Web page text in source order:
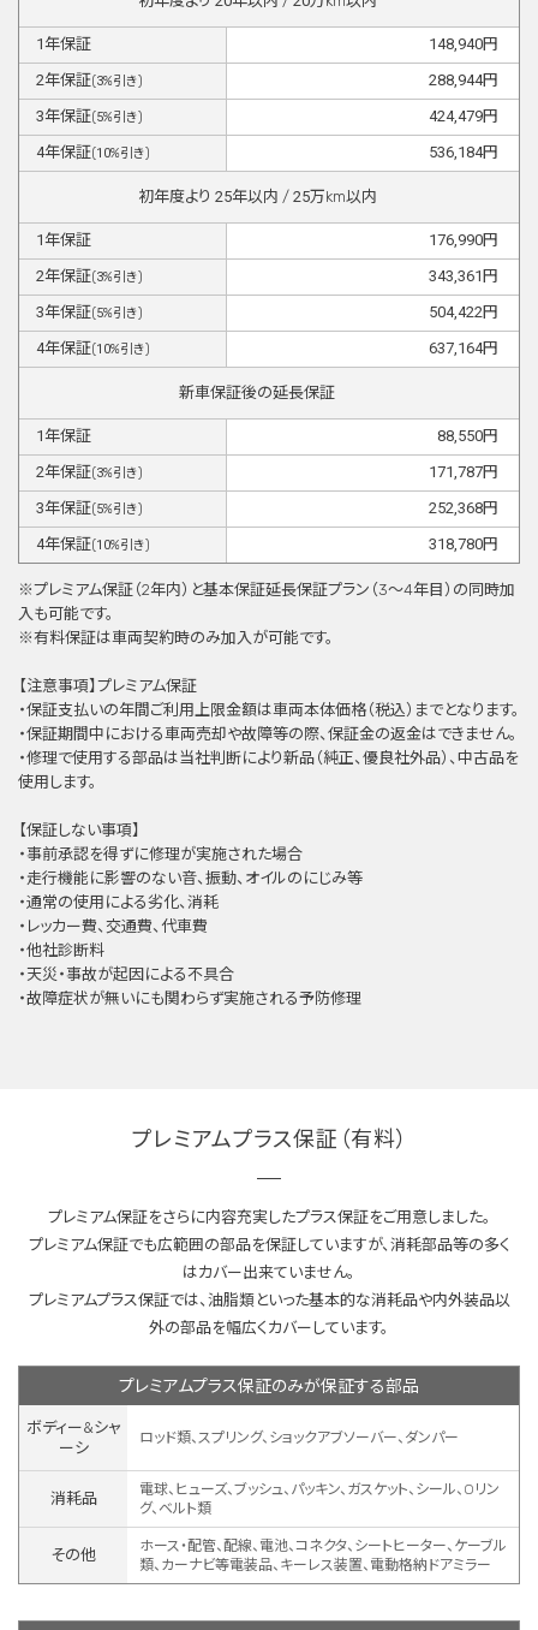
1年保証 148,940円
2年保証(3%引き) 288,944円
3年保証(5%引き) 424,479円
4年保証(10%引き) 536,184円
初年度より 25年以内 / 25万km以内
1年保証 176,990円
2年保証(3%引き) 343,361 円
3年保証(5%引き) 504,422円
4年保証(10%引き) 637,164円
新車保証後の延長保証
1年保証 88,550円
2年保証(3%引き) 171,787円
3年保証(5%引き) 252,368円
4年保証(10%引き) 318,780円
※プレミアム保証（2年内）と基本保証延⻑保証プラン（3〜4年目）の同時加
⼊も可能です。
※有料保証は⾞両契約時のみ加⼊が可能です。
【注意事項】プレミアム保証
・保証支払いの年間ご利用上限金額は車両本体価格（税込）までとなります。
・保証期間中における車両売却や故障等の際、保証金の返金はできません。
・修理で使用する部品は当社判断により新品（純正、優良社外品）、中古品を
使用します。
【保証しない事項】
・事前承認を得ずに修理が実施された場合
・走行機能に影響のない音、振動、オイルのにじみ等
・通常の使用による劣化、消耗
・レッカー費、交通費、代車費
・他社診断料
・天災・事故が起因による不具合
・故障症状が無いにも関わらず実施される予防修理
プレミアムプラス保証（有料）
プレミアム保証をさらに内容充実したプラス保証をご用意しました。
プレミアム保証でも広範囲の部品を保証していますが、消耗部品等の多く
はカバー出来ていません。
プレミアムプラス保証では、油脂類といった基本的な消耗品や内外装品以
外の部品を幅広くカバーしています。
プレミアムプラス保証のみが保証する部品
ボディー&シャ
ーシ
ロッド類、スプリング、ショックアブソーバー、ダンパー
消耗品
電球、ヒューズ、ブッシュ、パッキン、ガスケット、シール、Oリン
グ、ベルト類
その他
ホース・配管、配線、電池、コネクタ、シートヒーター、ケーブル
類、カーナビ等電装品、キーレス装置、 電動格納ドアミラー